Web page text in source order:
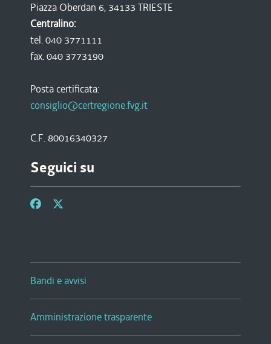
Piazza Oberdan 6, 34133 TRIESTE
Centralino:
tel. 040 3771111
fax. 040 3773190
Posta certificata:
consiglio@certregione.fvg.it
C.F. 80016340327
Seguici su
Bandi e avvisi
Amministrazione trasparente